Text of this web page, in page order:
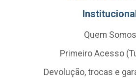
Quem Somos
Primeiro Acesso
Devolução, trocas e